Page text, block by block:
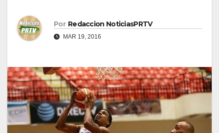
Por Redaccion NoticiasPRTV
MAR 19, 2016